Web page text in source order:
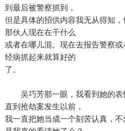
到最后被警察抓到，
但是具体的招供内容我无从得知
那伙人现在在干什么
或者在哪儿混。现在去报告警察
经病抓起来就算好的
了。
吴巧芳那一眼，我看到她的表
直到抢劫案发生以前，
我一直把她当成一个刻苦认真，